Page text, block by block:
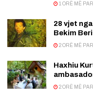
1 ORË MË
28 vjet
Bekim
2 ORË MË
Haxhiu
2 ORË MË